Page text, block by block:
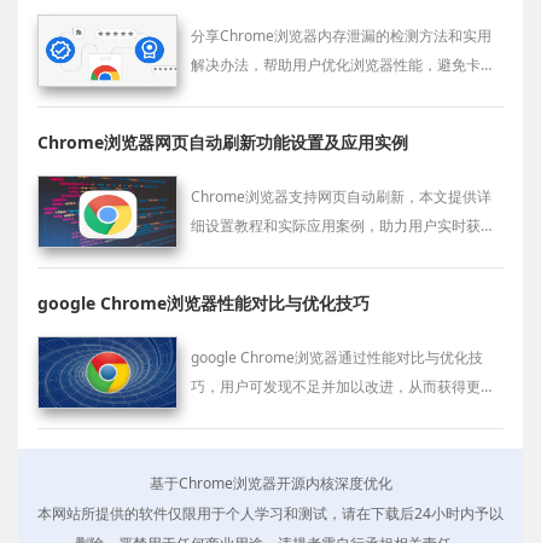
分享Chrome浏览器内存泄漏的检测方法和实用
解决办法，帮助用户优化浏览器性能，避免卡顿
Chrome浏览器网页自动刷新功能设置及应用实例
Chrome浏览器支持网页自动刷新，本文提供详
细设置教程和实际应用案例，助力用户实时获取
google Chrome浏览器性能对比与优化技巧
google Chrome浏览器通过性能对比与优化技
巧，用户可发现不足并加以改进，从而获得更好
基于Chrome浏览器开源内核深度优化
本网站所提供的软件仅限用于个人学习和测试，请在下载后24小时内予以